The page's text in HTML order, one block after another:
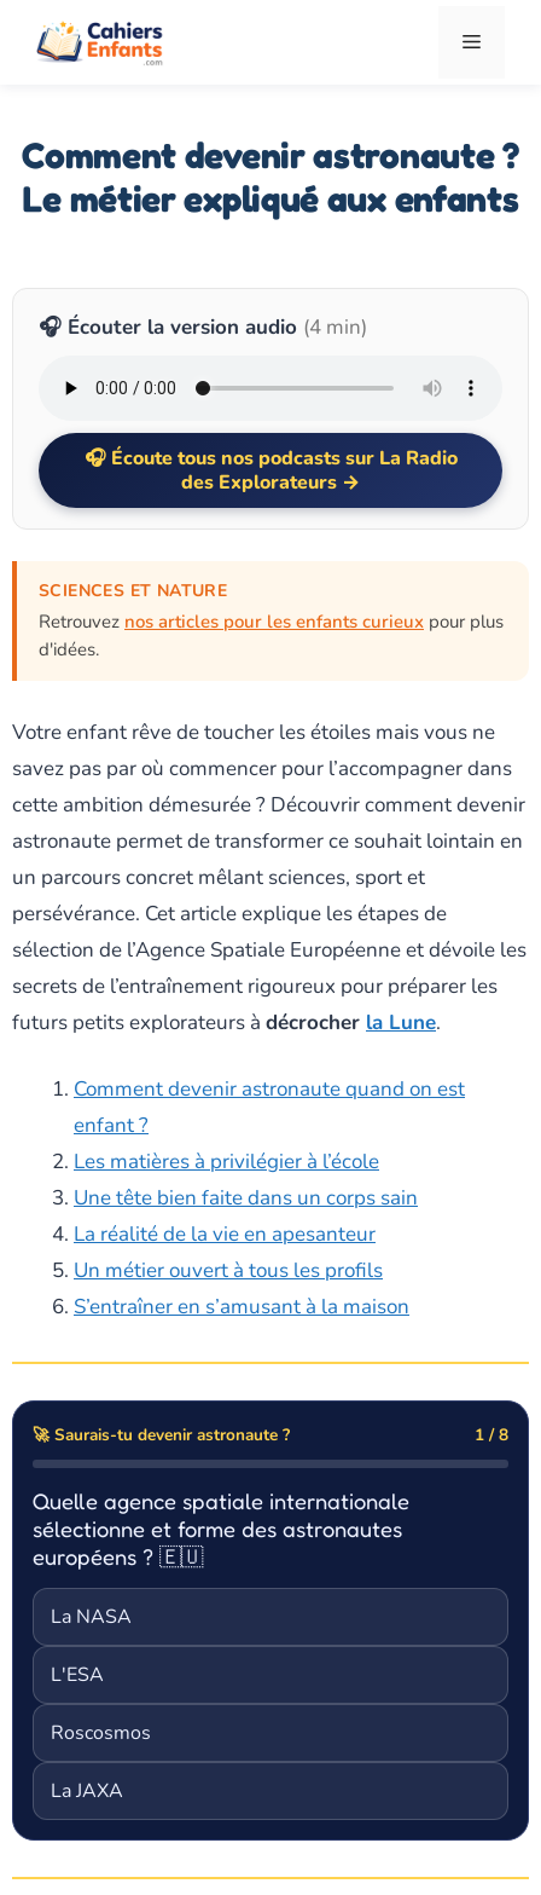
Menu
Comment devenir astronaute ?
Le métier expliqué aux enfants
🎧 Écouter la version audio (4 min)
Écoute tous nos podcasts sur La Radio
des Explorateurs →
SCIENCES ET NATURE
Retrouvez nos articles pour les enfants curieux pour plus
d'idées.
Votre enfant rêve de toucher les étoiles mais vous ne
savez pas par où commencer pour l’accompagner dans
cette ambition démesurée ? Découvrir comment devenir
astronaute permet de transformer ce souhait lointain en
un parcours concret mêlant sciences, sport et
persévérance. Cet article explique les étapes de
sélection de l’Agence Spatiale Européenne et dévoile les
secrets de l’entraînement rigoureux pour préparer les
futurs petits explorateurs à décrocher la Lune.
Comment devenir astronaute quand on est
enfant ?
Les matières à privilégier à l’école
Une tête bien faite dans un corps sain
La réalité de la vie en apesanteur
Un métier ouvert à tous les profils
S’entraîner en s’amusant à la maison
🚀 Saurais-tu devenir astronaute ? 1 / 8
Quelle agence spatiale internationale
sélectionne et forme des astronautes
européens ? 🇪🇺
La NASA
L'ESA
Roscosmos
La JAXA